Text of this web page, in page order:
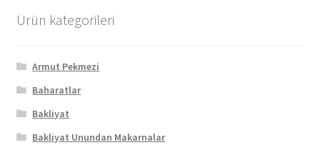
Ürün kategorileri
Armut Pekmezi
Baharatlar
Bakliyat
Bakliyat Unundan Makarnalar